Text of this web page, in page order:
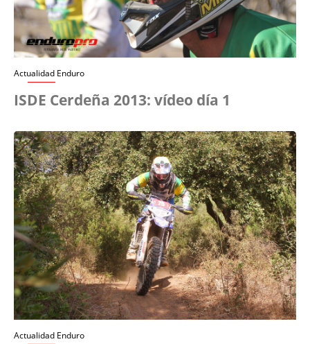
Actualidad Enduro
ISDE Cerdeña 2013: vídeo día 1
Actualidad Enduro